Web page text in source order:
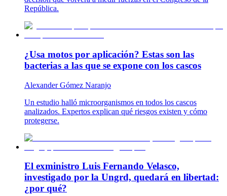
República.
¿Usa motos por aplicación? Estas son las
bacterias a las que se expone con los cascos
Alexander Gómez Naranjo
Un estudio halló microorganismos en todos los cascos
analizados. Expertos explican qué riesgos existen y cómo
protegerse.
El exministro Luis Fernando Velasco,
investigado por la Ungrd, quedará en libertad:
¿por qué?